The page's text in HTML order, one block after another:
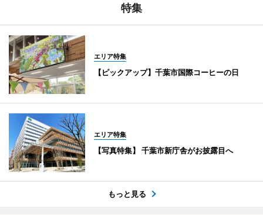
特集
エリア特集
【ピックアップ】千葉市国際コーヒーの日
エリア特集
【写真特集】 千葉市新庁舎がお披露目へ
もっと見る